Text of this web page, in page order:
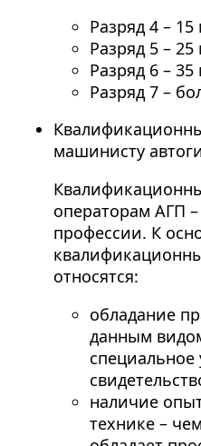
Разряд 4 – 15
Разряд 5 – 25
Разряд 6 – 35
Разряд 7 –
машинисту
операторам АГП
профессии. К
относятся:
обладание
данным
специальное
наличие
технике –